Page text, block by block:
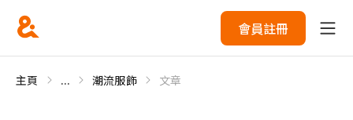
會員註冊
主頁 ... 潮流服飾 文章